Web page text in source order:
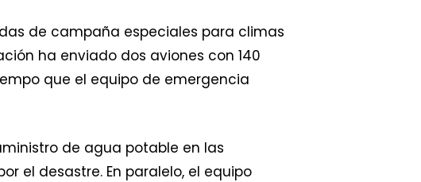
de campaña especiales para climas
ha enviado dos aviones con 140
que el equipo de emergencia
de agua potable en las
el desastre. En paralelo, el equipo